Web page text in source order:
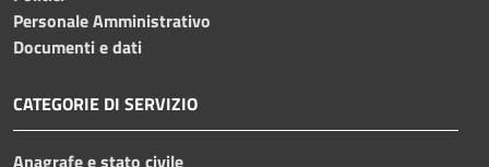
Personale Amministrativo
Documenti e dati
CATEGORIE DI SERVIZIO
Anagrafe e stato civile